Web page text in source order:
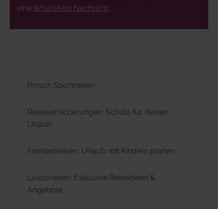
eineWhatsApp Nachricht.
Frosch Sportreisen
Reiseversicherungen: Schutz für deinen
Urlaub
Familienreisen: Urlaub mit Kindern planen
Luxusreisen: Exklusive Reiseideen &
Angebote